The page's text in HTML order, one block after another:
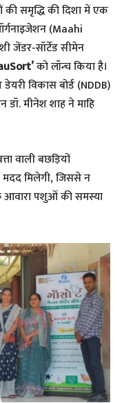
की समृद्धि की दिशा में एक
(Maahi
जेंडर-सॉर्टेड सीमेन
को लॉन्च किया है।
विकास बोर्ड (NDDB)
मीनेश शाह ने माहि
वाली बछड़ियों
मिलेगी, जिससे न
आवारा पशुओं की समस्या